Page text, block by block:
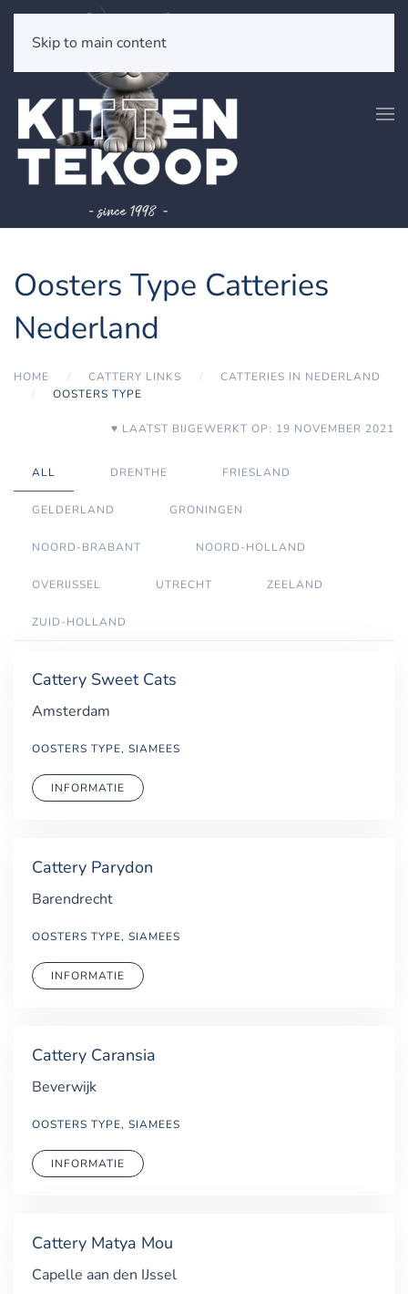
Skip to main content
Oosters Type Catteries
Nederland
HOME CATTERY LINKS
CATTERIES IN NEDERLAND
OOSTERS TYPE
♥ LAATST BIJGEWERKT OP: 19 NOVEMBER 2021
ALL DRENTHE FRIESLAND
GELDERLAND GRONINGEN
NOORD-BRABANT NOORD-HOLLAND
OVERIJSSEL UTRECHT ZEELAND
ZUID-HOLLAND
Cattery Sweet Cats
Amsterdam
OOSTERS TYPE, SIAMEES
INFORMATIE
Cattery Parydon
Barendrecht
OOSTERS TYPE, SIAMEES
INFORMATIE
Cattery Caransia
Beverwijk
OOSTERS TYPE, SIAMEES
INFORMATIE
Cattery Matya Mou
Capelle aan den IJssel